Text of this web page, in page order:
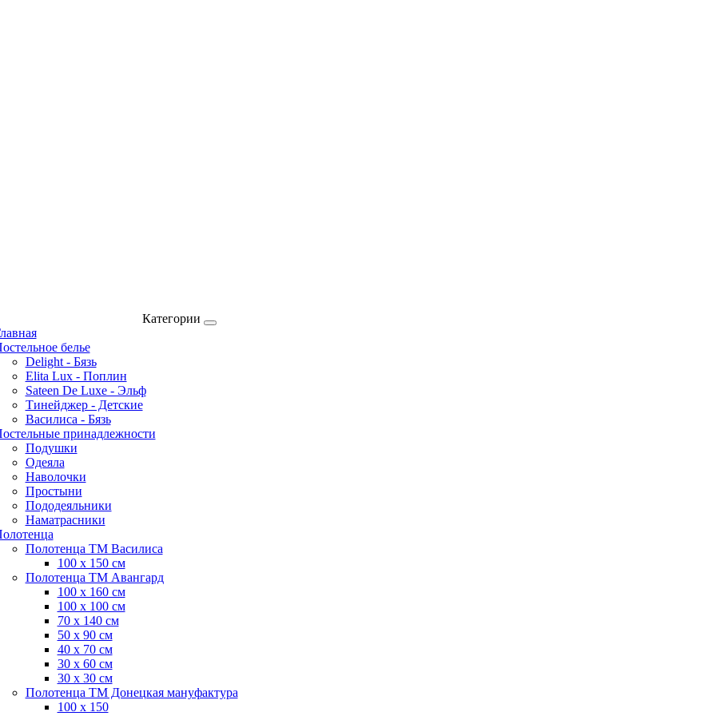
Категории
белье
Delight - Бязь
Elita Lux - Поплин
Sateen De Luxe - Эльф
Тинейджер - Детские
Василиса - Бязь
принадлежности
Подушки
Одеяла
Наволочки
Простыни
Пододеяльники
Наматрасники
Полотенца ТМ Василиса
100 х 150 см
Полотенца ТМ Авангард
100 х 160 см
100 х 100 см
70 х 140 см
50 х 90 см
40 х 70 см
30 х 60 см
30 х 30 см
Полотенца ТМ Донецкая мануфактура
100 х 150